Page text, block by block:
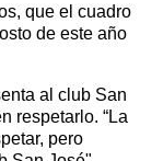
que el cuadro
de este año
al club San
respetarlo. “La
pero